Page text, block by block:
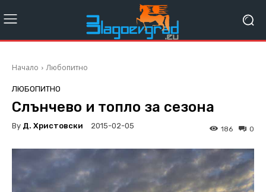
Начало Любопитно
ЛЮБОПИТНО
Слънчево и топло за сезона
By Д. Христовски 2015-02-05 0
186